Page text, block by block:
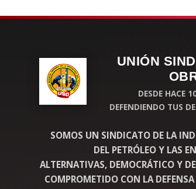
UNIÓN
DESDE HACE
DEFENDIENDO TUS
SOMOS UN SINDICATO DE LA
DEL PETRÓLEO Y LAS
ALTERNATIVAS, DEMOCRÁTICO Y
COMPROMETIDO CON LA DEFENSA